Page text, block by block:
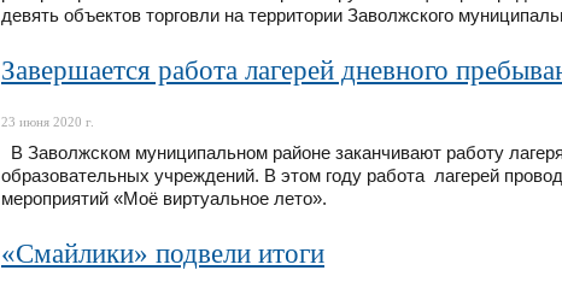
девять объектов торговли на территории Заволжского
Завершается работа лагерей дневного
23 июня 2020 г.
В Заволжском муниципальном районе заканчивают работу
образовательных учреждений. В этом году работа лагерей
мероприятий «Моё виртуальное лето».
«Смайлики» подвели итоги